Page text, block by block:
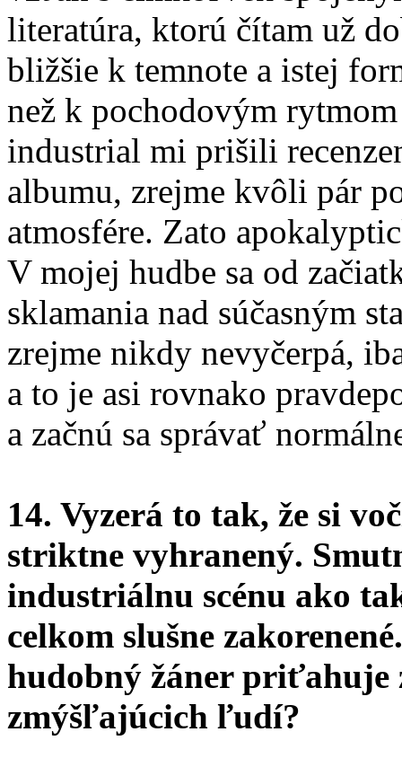
literatúra, ktorú čítam už
bližšie k temnote a istej
než k pochodovým
industrial mi prišili
albumu, zrejme kvôli pár
atmosfére. Zato
V mojej hudbe sa od
sklamania nad súčasným
zrejme nikdy nevyčerpá,
a to je asi rovnako
a začnú sa správať
14. Vyzerá to tak, že si
striktne vyhranený.
industriálnu scénu ako
celkom slušne
hudobný žáner
zmýšľajúcich ľudí?